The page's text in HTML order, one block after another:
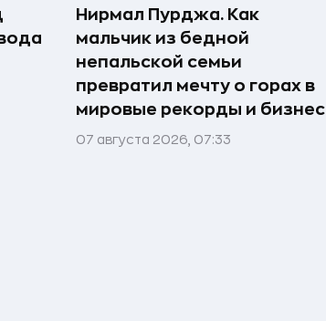
Нирмал Пурджа. Как
мальчик из бедной
непальской семьи
превратил мечту о горах в
мировые рекорды и бизнес
07 августа 2026, 07:33